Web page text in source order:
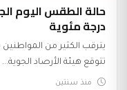
درجة مئوية
يترقب الكثير من
تتوقع هيئة الأرصاد الجوية...
منذ سنتين